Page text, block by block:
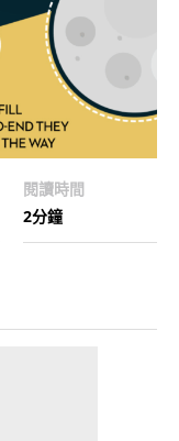
閱讀時間
2分鐘